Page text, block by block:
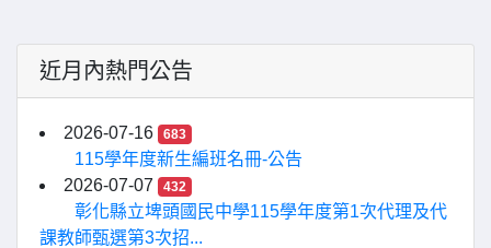
近月內熱門公告
2026-07-16 683
115學年度新生編班名冊-公告
2026-07-07
432
彰化縣立埤頭國民中學115學年度第1次代理及代
課教師甄選第3次招...